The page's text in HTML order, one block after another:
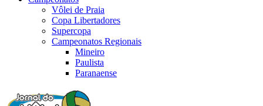
Vôlei de Praia
Copa Libertadores
Supercopa
Campeonatos Regionais
Mineiro
Paulista
Paranaense